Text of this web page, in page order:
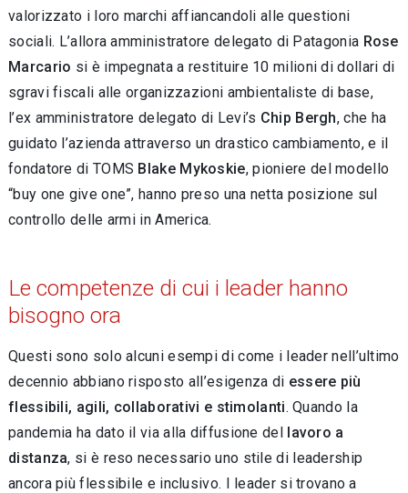
valorizzato i loro marchi affian­candoli alle questioni
sociali. L’allora ammini­stratore delegato di Patagonia Rose
Marcario si è impegnata a restituire 10 milioni di dollari di
sgravi fiscali alle organizzazioni ambientaliste di base,
l’ex amministratore delegato di Levi’s Chip Bergh, che ha
guidato l’azienda attraverso un drastico cambiamento, e il
fondatore di TOMS Blake Mykoskie, pioniere del modello
“buy one give one”, hanno preso una netta posizione sul
controllo delle armi in America.
Le competenze di cui i leader hanno
bisogno ora
Questi sono solo alcuni esempi di come i leader nell’ultimo
decennio abbiano risposto all’esi­genza di essere più
flessibili, agili, collaborativi e stimolanti. Quando la
pandemia ha dato il via alla diffusione del lavoro a
distanza, si è reso ne­cessario uno stile di leadership
ancora più fles­sibile e inclusivo. I leader si trovano a